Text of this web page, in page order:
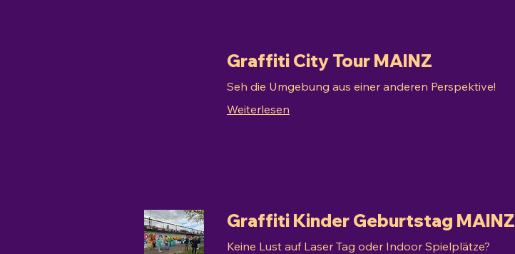
Graffiti City Tour MAINZ
Seh die Umgebung aus einer anderen Perspektive!
Weiterlesen
Graffiti Kinder Geburtstag MAINZ
Keine Lust auf Laser Tag oder Indoor Spielplätze?